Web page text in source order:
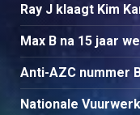
Ray J klaagt Kim
Max B na 15 jaar
Anti-AZC nummer
Nationale